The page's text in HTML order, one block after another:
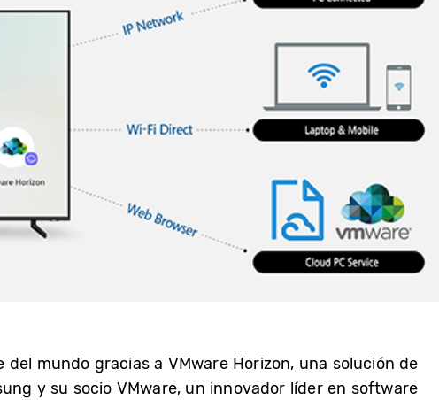
mundo gracias a VMware Horizon, una solución de
y su socio VMware, un innovador líder en software